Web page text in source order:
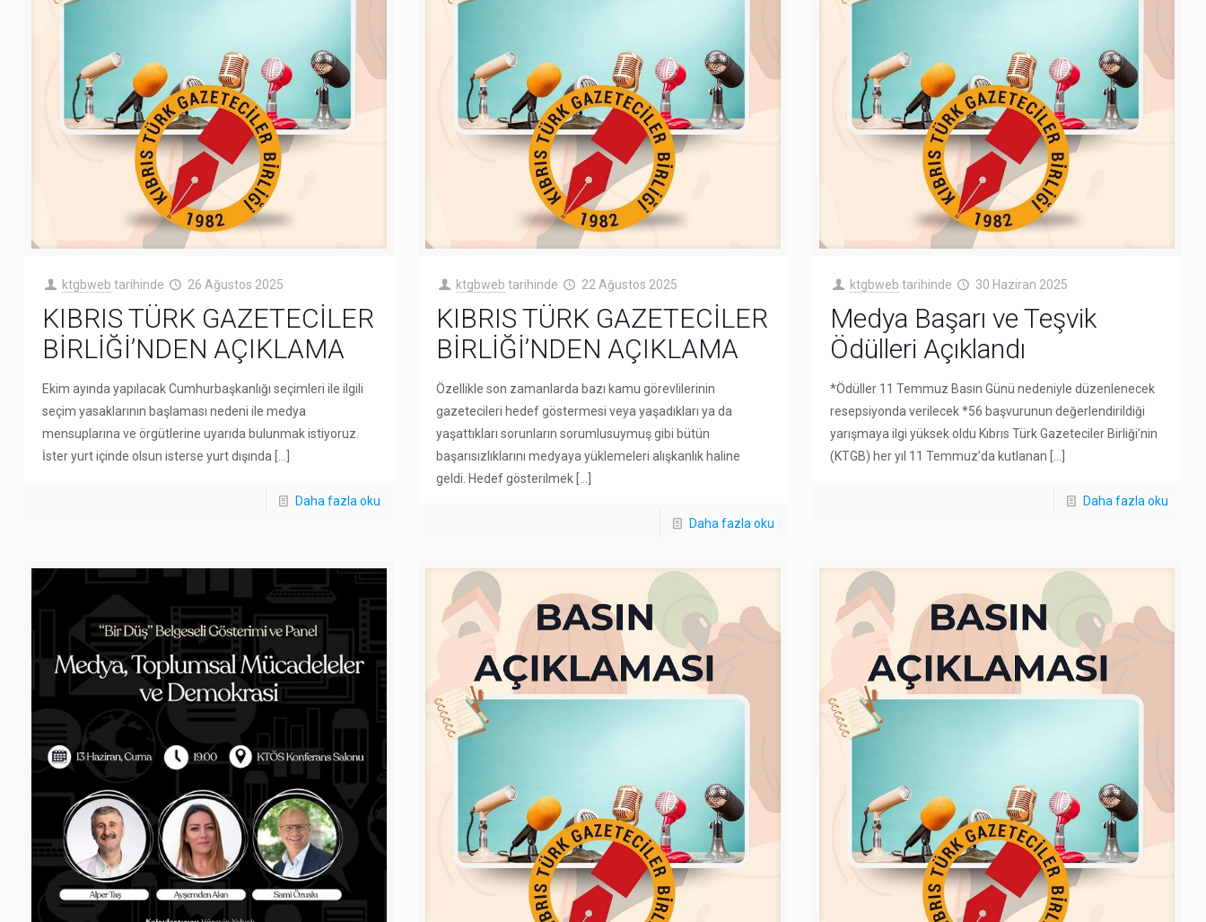
ktgbweb tarihinde 26 Ağustos 2025
KIBRIS TÜRK GAZETECİLER
BİRLİĞİ’NDEN AÇIKLAMA
Ekim ayında yapılacak Cumhurbaşkanlığı seçimleri ile ilgili
seçim yasaklarının başlaması nedeni ile medya
mensuplarına ve örgütlerine uyarıda bulunmak istiyoruz.
İster yurt içinde olsun isterse yurt dışında
Daha fazla oku
ktgbweb tarihinde 22 Ağustos 2025
KIBRIS TÜRK GAZETECİLER
BİRLİĞİ’NDEN AÇIKLAMA
Özellikle son zamanlarda bazı kamu görevlilerinin
gazetecileri hedef göstermesi veya yaşadıkları ya da
yaşattıkları sorunların sorumlusuymuş gibi bütün
başarısızlıklarını medyaya yüklemeleri alışkanlık haline
geldi. Hedef gösterilmek[…]
Daha fazla oku
ktgbweb tarihinde 30 Haziran 2025
Medya Başarı ve Teşvik
Ödülleri Açıklandı
*Ödüller 11 Temmuz Basın Günü nedeniyle düzenlenecek
resepsiyonda verilecek *56 başvurunun değerlendirildiği
yarışmaya ilgi yüksek oldu Kıbrıs Türk Gazeteciler Birliği’nin
(KTGB) her yıl 11 Temmuz’da kutlanan
Daha fazla oku